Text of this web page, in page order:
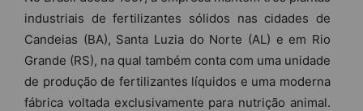
industriais de fertilizantes sólidos nas cidades de
Candeias (BA), Santa Luzia do Norte (AL) e em Rio
Grande (RS), na qual também conta com uma unidade
de produção de fertilizantes líquidos e uma moderna
fábrica voltada exclusivamente para nutrição animal.